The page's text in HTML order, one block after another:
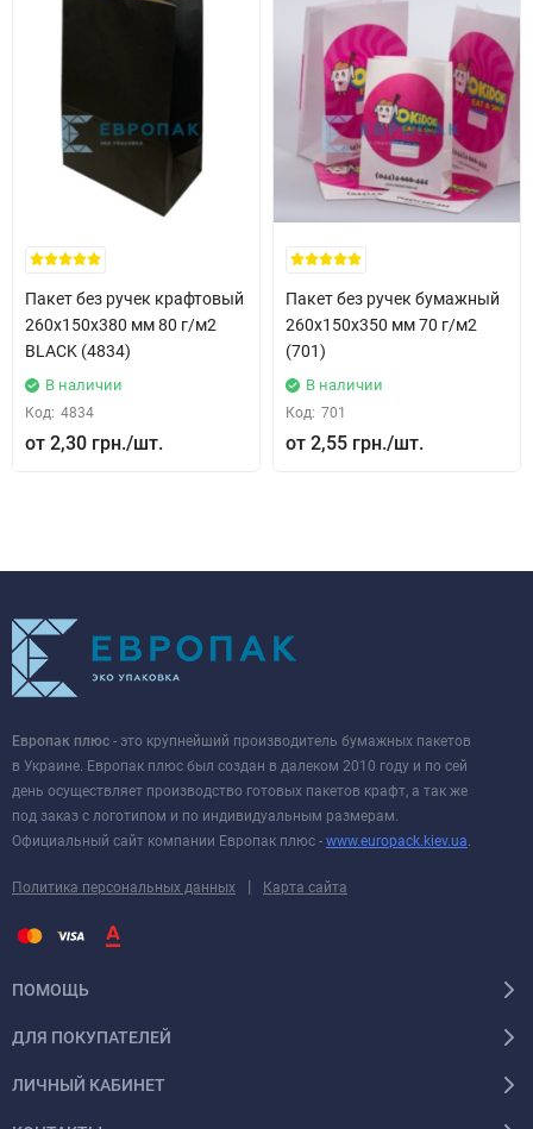
Пакет без ручек крафтовый
260x150x380 мм 80 г/м2
BLACK (4834)
В наличии
Код: 4834
2,30 грн.
Пакет без ручек бумажный
260x150x350 мм 70 г/м2
(701)
В наличии
Код: 701
2,55 грн.
Европак плюс - это крупнейший производитель бумажных пакетов
в Украине. Европак плюс был создан в далеком 2010 году и по сей
день осуществляет производство готовых пакетов крафт, а так же
под заказ с логотипом и по индивидуальным размерам.
Официальный сайт компании Европак плюс - www.europack.kiev.ua.
Политика персональных данных | Карта сайта
ПОМОЩЬ
ДЛЯ ПОКУПАТЕЛЕЙ
ЛИЧНЫЙ КАБИНЕТ